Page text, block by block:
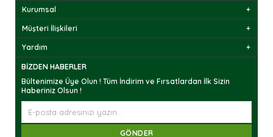
Kurumsal
Müşteri İlişkileri
Yardım
BIZDEN HABERLER
Bültenimize Üye Olun ! Tüm İndirim ve Fırsatlardan İlk Sizin
Haberiniz Olsun !
GÖNDER